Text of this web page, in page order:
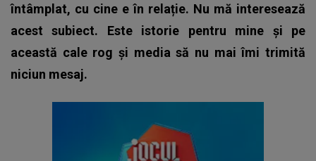
întâmplat, cu cine e în relație. Nu mă interesează
acest subiect. Este istorie pentru mine și pe
această cale rog și media să nu mai îmi trimită
niciun mesaj.